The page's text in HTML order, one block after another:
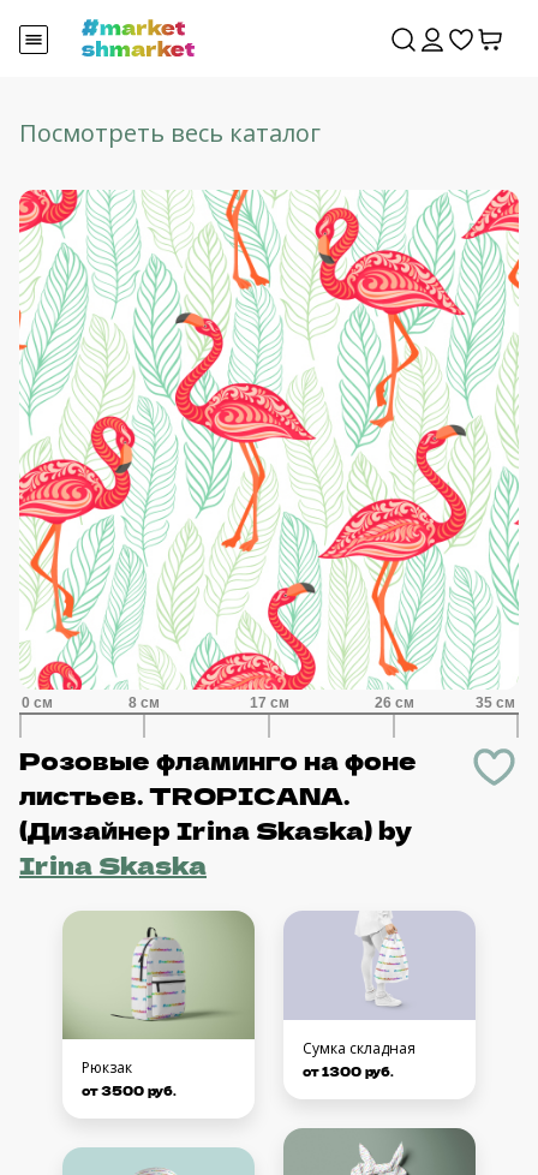
Посмотреть весь каталог
Розовые фламинго на фоне
листьев. TROPICANA.
(Дизайнер Irina Skaska)by
Irina Skaska
Рюкзак
от 3500 руб.
Сумка складная
от 1300 руб.